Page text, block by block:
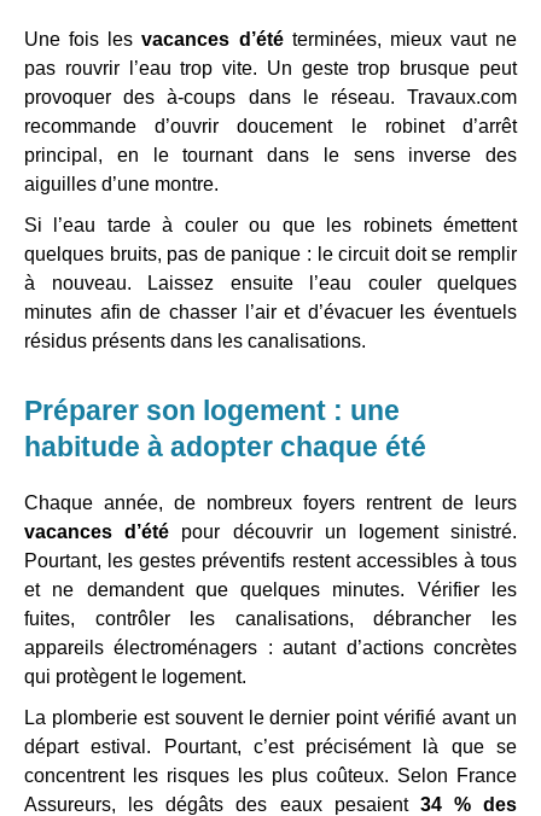
Une fois lesvacances d’ététerminées, mieux vaut ne
pas rouvrir l’eau trop vite. Un geste trop brusque peut
provoquer des à-coups dans le réseau. Travaux.com
recommande d’ouvrir doucement le robinet d’arrêt
principal, en le tournant dans le sens inverse des
aiguilles d’une montre.
Si l’eau tarde à couler ou que les robinets émettent
quelques bruits, pas de panique : le circuit doit se remplir
à nouveau. Laissez ensuite l’eau couler quelques
minutes afin de chasser l’air et d’évacuer les éventuels
résidus présents dans les canalisations.
Préparer son logement : une
habitude à adopter chaque été
Chaque année, de nombreux foyers rentrent de leurs
vacances d’été pour découvrir un logement sinistré.
Pourtant, les gestes préventifs restent accessibles à tous
et ne demandent que quelques minutes. Vérifier les
fuites, contrôler les canalisations, débrancher les
appareils électroménagers : autant d’actions concrètes
qui protègent le logement.
La plomberie est souvent le dernier point vérifié avant un
départ estival. Pourtant, c’est précisément là que se
concentrent les risques les plus coûteux. Selon France
Assureurs, les dégâts des eaux pesaient 34 % des